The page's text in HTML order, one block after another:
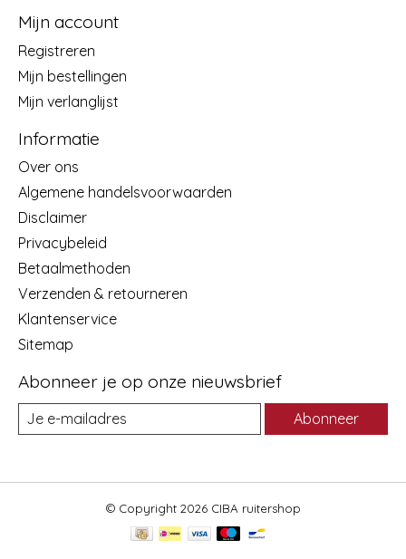
Mijn account
Registreren
Mijn bestellingen
Mijn verlanglijst
Informatie
Over ons
Algemene handelsvoorwaarden
Disclaimer
Privacybeleid
Betaalmethoden
Verzenden & retourneren
Klantenservice
Sitemap
Abonneer je op onze nieuwsbrief
Abonneer
© Copyright 2026 CIBA ruitershop